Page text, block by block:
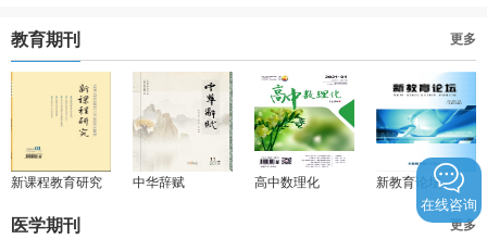
教育期刊 更多
新课程教育研究 中华辞赋 高中数理化 新教育论坛
医学期刊 更多
在线咨询